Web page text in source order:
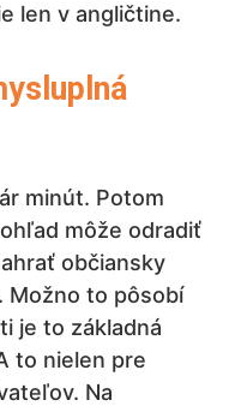
len v angličtine.
minút. Potom
môže odradiť
občiansky
Možno to pôsobí
je to základná
to nielen pre
Na